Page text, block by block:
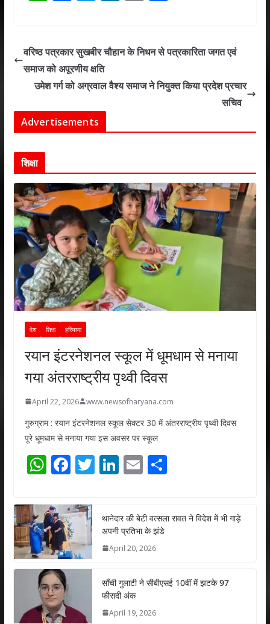
s
A
p
p
b
o
o
k
er e
n
l e
वरिष्ठ पत्रकार सुखबीर चौहान के निधन से पत्रकारिता जगत एवं
समाज को अपूरणीय क्षति
उमेश गर्ग को अग्रवाल वैश्य समाज ने नियुक्त किया प्रदेश प्रचार
सचिव
Advertisements
शिक्षा
देश शिक्षा हरियाणा
रयान इंटरनेशनल स्कूल में धूमधाम से मनाया
गया अंतरराष्ट्रीय पृथ्वी दिवस
April 22, 2026 www.newsofharyana.com
गुरुग्राम : रयान इंटरनेशनल स्कूल सेक्टर 30 में अंतरराष्ट्रीय पृथ्वी दिवस
पूरे धूमधाम से मनाया गया इस अवसर पर स्कूल
W
h
at
s
A
p
p
F
ac
e
b
o
o
T
w
er
Li
n
e
dI
E
m
l
S
e
थानेदार की बेटी वत्सला रावत ने विदेश में भी गाड़े
अपनी प्रतिभा के झंडे
April 20, 2026
साँची गुलाटी ने सीबीएसई 10वीं में झटके 97
फीसदी अंक
April 19, 2026